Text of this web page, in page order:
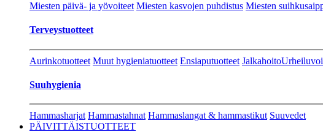
Miesten päivä- ja yövoiteet Miesten kasvojen puhdistus Miesten
Terveystuotteet
Aurinkotuotteet Muut hygieniatuotteet Ensiaputuotteet Jalkahoito
Suuhygienia
Hammasharjat Hammastahnat Hammaslangat & hammastikut Suuvedet
PÄIVITTÄISTUOTTEET